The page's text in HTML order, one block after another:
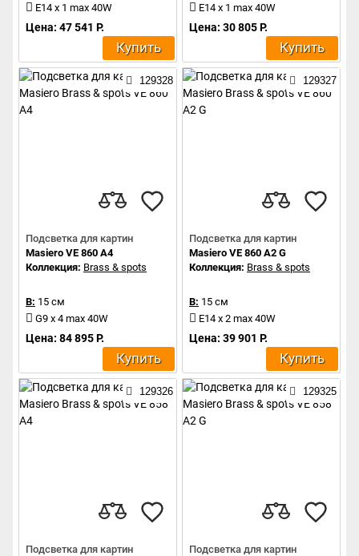
E14 x 1 max 40W
Цена: 47 541 Р.
Купить
E14 x 1 max 40W
Цена: 30 805 Р.
Купить
129328
Подсветка для картин
Masiero VE 860 A4
Коллекция: Brass & spots
В: 15 см
G9 x 4 max 40W
Цена: 84 895 Р.
Купить
129327
Подсветка для картин
Masiero VE 860 A2 G
Коллекция: Brass & spots
В: 15 см
E14 x 2 max 40W
Цена: 39 901 Р.
Купить
129326
Подсветка для картин
129325
Подсветка для картин